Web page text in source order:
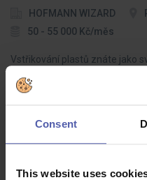
Consent
This website uses
HOFMANN WIZARD
50 - 55 000 Kč/měs
Vstřikování plastů znáte jako
to skutečně využijete? Malý
prostor pro vlastní nápady.